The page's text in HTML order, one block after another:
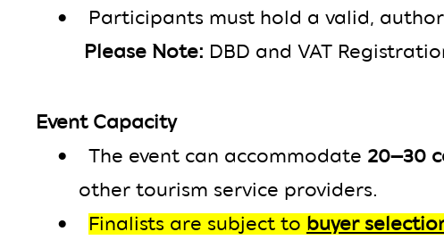
•
Participants must hold a valid,
Please Note: DBD and VAT
Event Capacity
•
The event can accommodate 20–30
other tourism service providers.
• Finalists are subject to buyer